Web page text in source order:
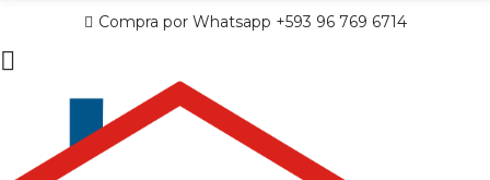
Compra por Whatsapp +593 96 769 6714